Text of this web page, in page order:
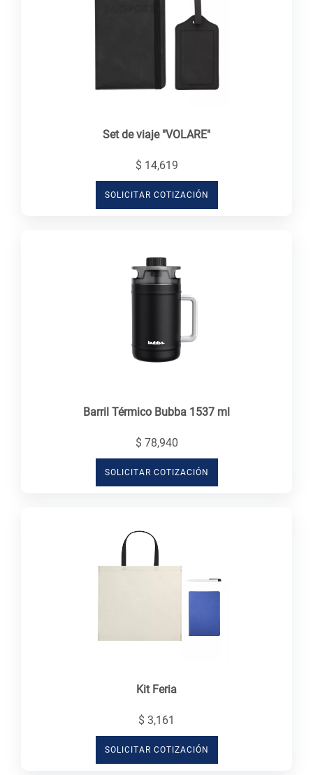
Set de viaje "VOLARE"
$ 14,619
SOLICITAR COTIZACIÓN
Barril Térmico Bubba 1537 ml
$ 78,940
SOLICITAR COTIZACIÓN
Kit Feria
$ 3,161
SOLICITAR COTIZACIÓN